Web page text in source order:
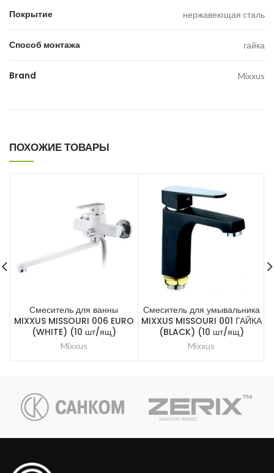
Покрытие нержавеющая сталь
Способ монтажа гайка
Brand Mixxus
ПОХОЖИЕ ТОВАРЫ
Смеситель для ванны
MIXXUS MISSOURI 006 EURO
(WHITE) (10 шт/ящ)
Mixxus
Смеситель для умывальника
MIXXUS MISSOURI 001 ГАЙКА
(BLACK) (10 шт/ящ)
Mixxus